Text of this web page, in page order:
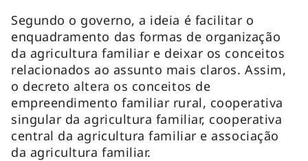
Segundo o governo, a ideia é facilitar o
enquadramento das formas de organização
da agricultura familiar e deixar os conceitos
relacionados ao assunto mais claros. Assim,
o decreto altera os conceitos de
empreendimento familiar rural, cooperativa
singular da agricultura familiar, cooperativa
central da agricultura familiar e associação
da agricultura familiar.